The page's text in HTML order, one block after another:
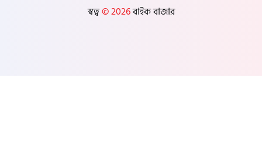
স্বত্ব© 2026বাইক বাজার